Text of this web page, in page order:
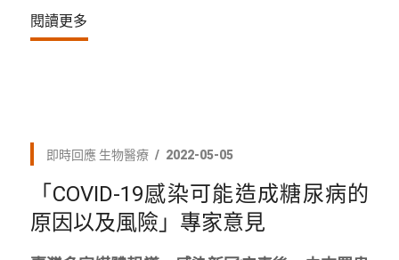
閱讀更多
即時回應 生物醫療 2022-05-05
「COVID-19感染可能造成糖尿病的
原因以及風險」專家意見